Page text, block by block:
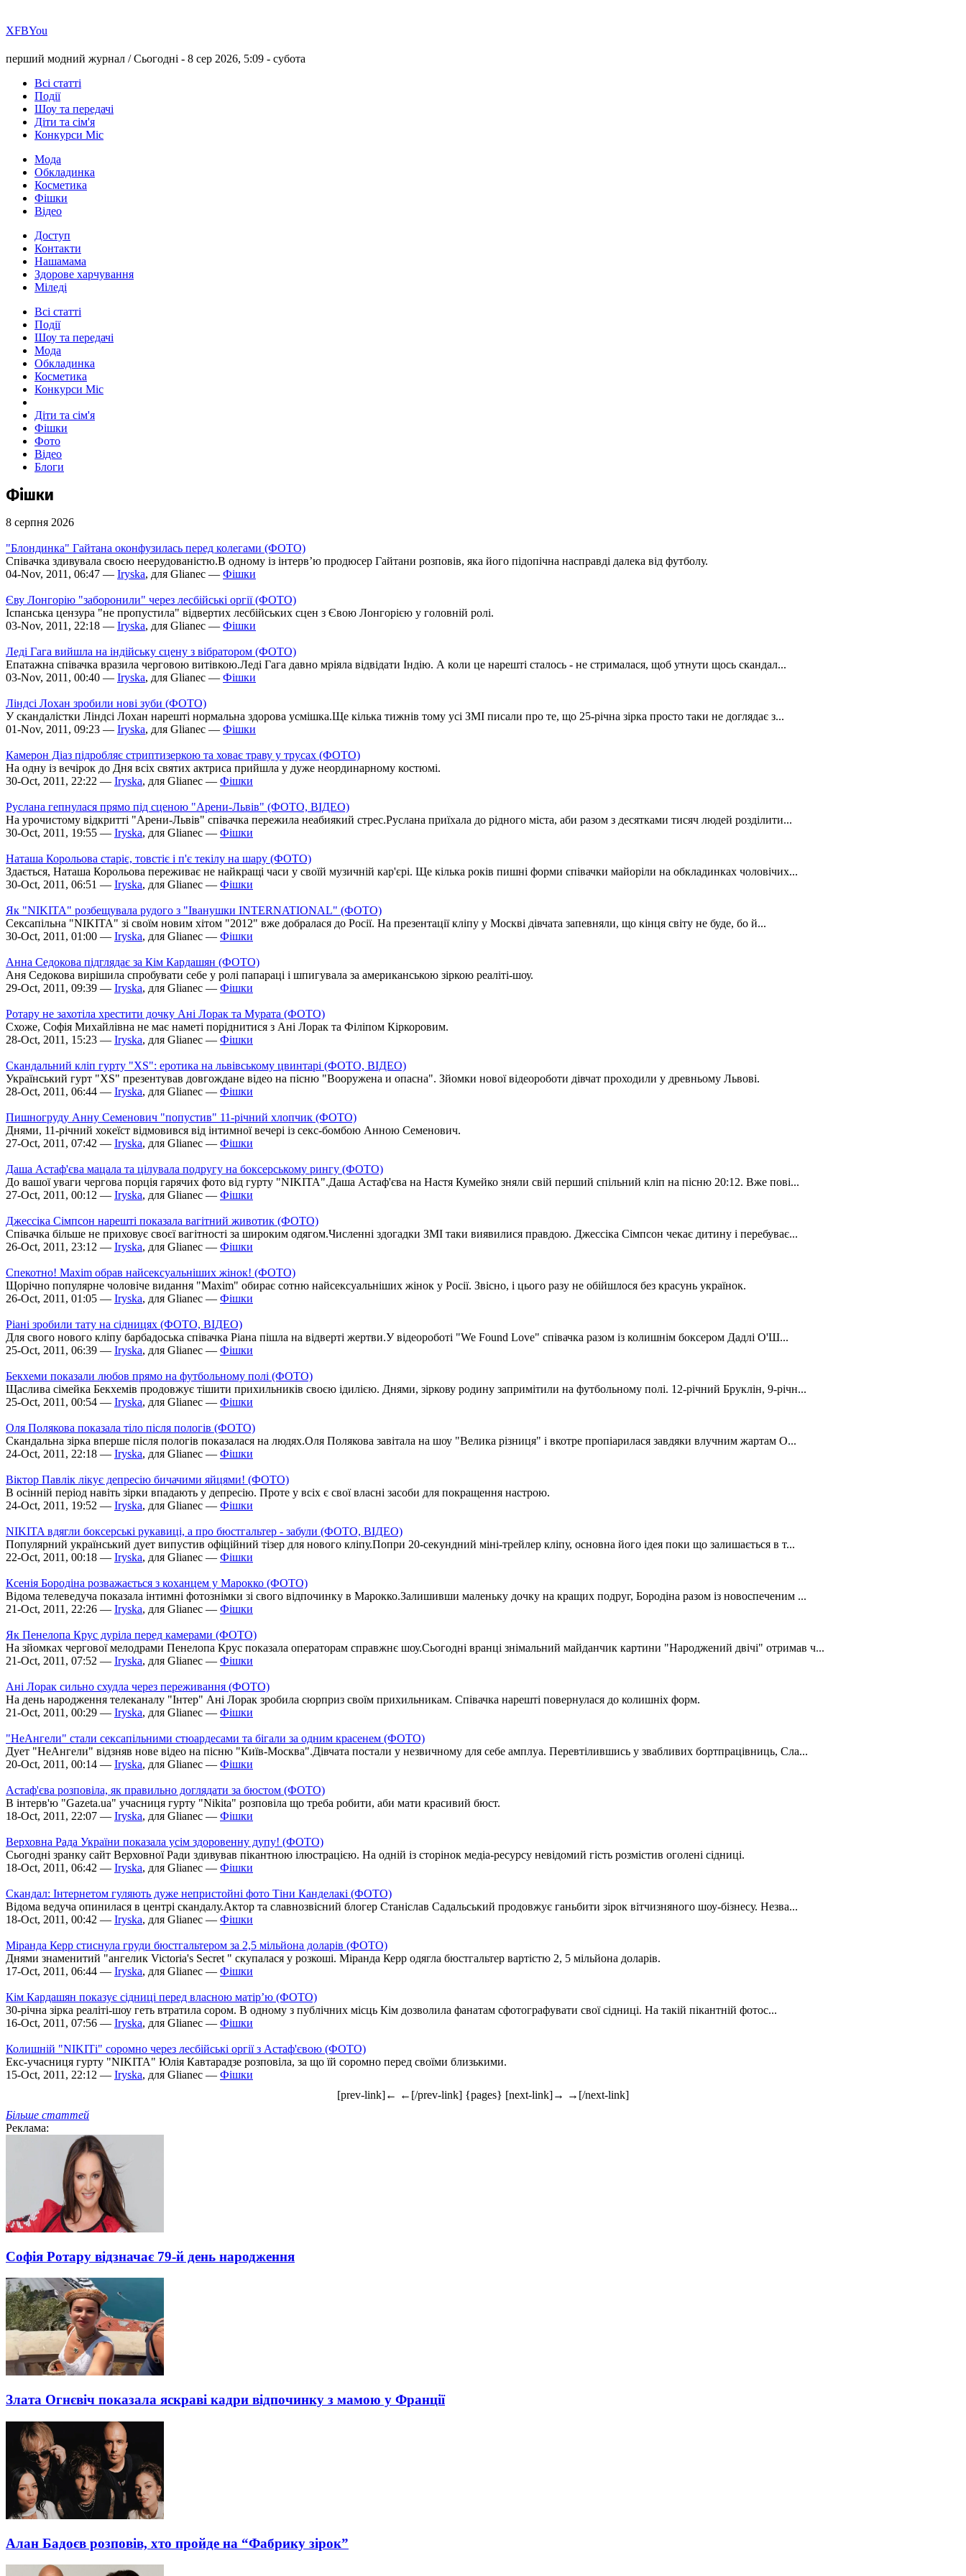
ХFBYou
перший модний журнал /Сьогодні - 8 сер 2026, 5:09 - субота
Всі статті
Події
Шоу та передачі
Діти та сім'я
Конкурси Міс
Мода
Обкладинка
Косметика
Фішки
Відео
Доступ
Контакти
Нашамама
Здорове харчування
Міледі
Всі статті
Події
Шоу та передачі
Мода
Обкладинка
Косметика
Конкурси Міс
Діти та сім'я
Фішки
Фото
Відео
Блоги
Фішки
8 серпня 2026
"Блондинка" Гайтана оконфузилась перед колегами (ФОТО)
Співачка здивувала своєю неерудованістю.В одному із інтерв’ю продюсер Гайтани розповів, яка його підопічна насправді далека від футболу.
04-Nov, 2011, 06:47 — Iryska, для Glianec — Фішки
Єву Лонгорію "заборонили" через лесбійські оргії (ФОТО)
Іспанська цензура "не пропустила" відвертих лесбійських сцен з Євою Лонгорією у головній ролі.
03-Nov, 2011, 22:18 — Iryska, для Glianec — Фішки
Леді Гага вийшла на індійську сцену з вібратором (ФОТО)
Епатажна співачка вразила черговою витівкою.Леді Гага давно мріяла відвідати Індію. А коли це нарешті сталось - не стрималася, щоб утнути щось скандал...
03-Nov, 2011, 00:40 — Iryska, для Glianec — Фішки
Ліндсі Лохан зробили нові зуби (ФОТО)
У скандалістки Ліндсі Лохан нарешті нормальна здорова усмішка.Ще кілька тижнів тому усі ЗМІ писали про те, що 25-річна зірка просто таки не доглядає з...
01-Nov, 2011, 09:23 — Iryska, для Glianec — Фішки
Камерон Діаз підробляє стриптизеркою та ховає траву у трусах (ФОТО)
На одну із вечірок до Дня всіх святих актриса прийшла у дуже неординарному костюмі.
30-Oct, 2011, 22:22 — Iryska, для Glianec — Фішки
Руслана гепнулася прямо під сценою "Арени-Львів" (ФОТО, ВІДЕО)
На урочистому відкритті "Арени-Львів" співачка пережила неабиякий стрес.Руслана приїхала до рідного міста, аби разом з десятками тисяч людей розділити...
30-Oct, 2011, 19:55 — Iryska, для Glianec — Фішки
Наташа Корольова старіє, товстіє і п'є текілу на шару (ФОТО)
Здається, Наташа Корольова переживає не найкращі часи у своїй музичній кар'єрі. Ще кілька років пишні форми співачки майоріли на обкладинках чоловічих...
30-Oct, 2011, 06:51 — Iryska, для Glianec — Фішки
Як "NIKITA" розбещувала рудого з "Іванушки INTERNATIONAL" (ФОТО)
Сексапільна "NIKITA" зі своїм новим хітом "2012" вже добралася до Росії. На презентації кліпу у Москві дівчата запевняли, що кінця світу не буде, бо й...
30-Oct, 2011, 01:00 — Iryska, для Glianec — Фішки
Анна Седокова підглядає за Кім Кардашян (ФОТО)
Аня Седокова вирішила спробувати себе у ролі папараці і шпигувала за американською зіркою реаліті-шоу.
29-Oct, 2011, 09:39 — Iryska, для Glianec — Фішки
Ротару не захотіла хрестити дочку Ані Лорак та Мурата (ФОТО)
Схоже, Софія Михайлівна не має наметі поріднитися з Ані Лорак та Філіпом Кіркоровим.
28-Oct, 2011, 15:23 — Iryska, для Glianec — Фішки
Скандальний кліп гурту "XS": еротика на львівському цвинтарі (ФОТО, ВІДЕО)
Український гурт "XS" презентував довгождане відео на пісню "Вооружена и опасна". Зйомки нової відеороботи дівчат проходили у древньому Львові.
28-Oct, 2011, 06:44 — Iryska, для Glianec — Фішки
Пишногруду Анну Семенович "попустив" 11-річний хлопчик (ФОТО)
Днями, 11-річний хокеїст відмовився від інтимної вечері із секс-бомбою Анною Семенович.
27-Oct, 2011, 07:42 — Iryska, для Glianec — Фішки
Даша Астаф'єва мацала та цілувала подругу на боксерському рингу (ФОТО)
До вашої уваги чергова порція гарячих фото від гурту "NIKITA".Даша Астаф'єва на Настя Кумейко зняли свій перший спільний кліп на пісню 20:12. Вже пові...
27-Oct, 2011, 00:12 — Iryska, для Glianec — Фішки
Джессіка Сімпсон нарешті показала вагітний животик (ФОТО)
Співачка більше не приховує своєї вагітності за широким одягом.Численні здогадки ЗМІ таки виявилися правдою. Джессіка Сімпсон чекає дитину і перебуває...
26-Oct, 2011, 23:12 — Iryska, для Glianec — Фішки
Спекотно! Maxim обрав найсексуальніших жінок! (ФОТО)
Щорічно популярне чоловіче видання "Maxim" обирає сотню найсексуальніших жінок у Росії. Звісно, і цього разу не обійшлося без красунь українок.
26-Oct, 2011, 01:05 — Iryska, для Glianec — Фішки
Ріані зробили тату на сідницях (ФОТО, ВІДЕО)
Для свого нового кліпу барбадоська співачка Ріана пішла на відверті жертви.У відеороботі "We Found Love" співачка разом із колишнім боксером Дадлі О'Ш...
25-Oct, 2011, 06:39 — Iryska, для Glianec — Фішки
Бекхеми показали любов прямо на футбольному полі (ФОТО)
Щаслива сімейка Бекхемів продовжує тішити прихильників своєю ідилією. Днями, зіркову родину запримітили на футбольному полі. 12-річний Бруклін, 9-річн...
25-Oct, 2011, 00:54 — Iryska, для Glianec — Фішки
Оля Полякова показала тіло після пологів (ФОТО)
Скандальна зірка вперше після пологів показалася на людях.Оля Полякова завітала на шоу "Велика різниця" і вкотре пропіарилася завдяки влучним жартам О...
24-Oct, 2011, 22:18 — Iryska, для Glianec — Фішки
Віктор Павлік лікує депресію бичачими яйцями! (ФОТО)
В осінній період навіть зірки впадають у депресію. Проте у всіх є свої власні засоби для покращення настрою.
24-Oct, 2011, 19:52 — Iryska, для Glianec — Фішки
NIKITA вдягли боксерські рукавиці, а про бюстгальтер - забули (ФОТО, ВІДЕО)
Популярний український дует випустив офіційний тізер для нового кліпу.Попри 20-секундний міні-трейлер кліпу, основна його ідея поки що залишається в т...
22-Oct, 2011, 00:18 — Iryska, для Glianec — Фішки
Ксенія Бородіна розважається з коханцем у Марокко (ФОТО)
Відома телеведуча показала інтимні фотознімки зі свого відпочинку в Марокко.Залишивши маленьку дочку на кращих подруг, Бородіна разом із новоспеченим ...
21-Oct, 2011, 22:26 — Iryska, для Glianec — Фішки
Як Пенелопа Крус дуріла перед камерами (ФОТО)
На зйомках чергової мелодрами Пенелопа Крус показала операторам справжнє шоу.Сьогодні вранці знімальний майданчик картини "Народжений двічі" отримав ч...
21-Oct, 2011, 07:52 — Iryska, для Glianec — Фішки
Ані Лорак сильно схудла через переживання (ФОТО)
На день народження телеканалу "Інтер" Ані Лорак зробила сюрприз своїм прихильникам. Співачка нарешті повернулася до колишніх форм.
21-Oct, 2011, 00:29 — Iryska, для Glianec — Фішки
"НеАнгели" стали сексапільними стюардесами та бігали за одним красенем (ФОТО)
Дует "НеАнгели" відзняв нове відео на пісню "Київ-Москва".Дівчата постали у незвичному для себе амплуа. Перевтілившись у звабливих бортпрацівниць, Сла...
20-Oct, 2011, 00:14 — Iryska, для Glianec — Фішки
Астаф'єва розповіла, як правильно доглядати за бюстом (ФОТО)
В інтерв'ю "Gazeta.ua" учасниця гурту "Nikita" розповіла що треба робити, аби мати красивий бюст.
18-Oct, 2011, 22:07 — Iryska, для Glianec — Фішки
Верховна Рада України показала усім здоровенну дупу! (ФОТО)
Сьогодні зранку сайт Верховної Ради здивував пікантною ілюстрацією. На одній із сторінок медіа-ресурсу невідомий гість розмістив оголені сідниці.
18-Oct, 2011, 06:42 — Iryska, для Glianec — Фішки
Скандал: Інтернетом гуляють дуже непристойні фото Тіни Канделакі (ФОТО)
Відома ведуча опинилася в центрі скандалу.Актор та славнозвісний блогер Станіслав Садальський продовжує ганьбити зірок вітчизняного шоу-бізнесу. Незва...
18-Oct, 2011, 00:42 — Iryska, для Glianec — Фішки
Міранда Керр стиснула груди бюстгальтером за 2,5 мільйона доларів (ФОТО)
Днями знаменитий "ангелик Victoria's Secret " скупалася у розкоші. Міранда Керр одягла бюстгальтер вартістю 2, 5 мільйона доларів.
17-Oct, 2011, 06:44 — Iryska, для Glianec — Фішки
Кім Кардашян показує сідниці перед власною матір’ю (ФОТО)
30-річна зірка реаліті-шоу геть втратила сором. В одному з публічних місць Кім дозволила фанатам сфотографувати свої сідниці. На такій пікантній фотос...
16-Oct, 2011, 07:56 — Iryska, для Glianec — Фішки
Колишній "NIKITі" соромно через лесбійські оргії з Астаф'євою (ФОТО)
Екс-учасниця гурту "NIKITA" Юлія Кавтарадзе розповіла, за що їй соромно перед своїми близькими.
15-Oct, 2011, 22:12 — Iryska, для Glianec — Фішки
[prev-link]← ←[/prev-link] {pages} [next-link]→ →[/next-link]
Більше статтей
Реклама:
Софія Ротару відзначає 79-й день народження
Злата Огнєвіч показала яскраві кадри відпочинку з мамою у Франції
Алан Бадоєв розповів, хто пройде на “Фабрику зірок”